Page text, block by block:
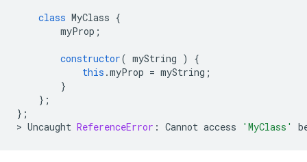
class MyClass {
myProp ;
constructor( myString )
{
this .myProp = myString ;
}
};
};
> Uncaught ReferenceError : Cannot access 'MyClass'